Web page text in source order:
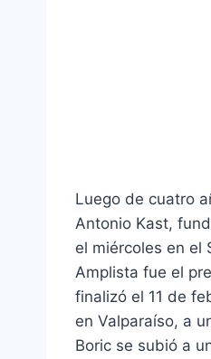
Luego de cuatro
Antonio Kast,
el miércoles en el
Amplista fue el
finalizó el 11 de
en Valparaíso, a
Boric se subió a